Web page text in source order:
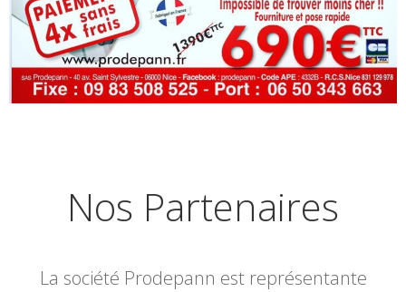
Nos Partenaires
La société Prodepann est représentante